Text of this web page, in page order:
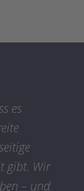
es
gibt. Wir
– und